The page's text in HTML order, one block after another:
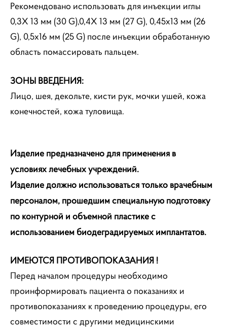
Рекомендовано использовать для инъекции иглы
0,3X 13 мм (30 G),0,4X 13 мм (27 G), 0,45x13 мм (26
G), 0,5x16 мм (25 G) после инъекции обработанную
область помассировать пальцем.
ЗОНЫ ВВЕДЕНИЯ:
Лицо, шея, декольте, кисти рук, мочки ушей, кожа
конечностей, кожа туловища.
Изделие предназначено для применения в
условиях лечебных учреждений.
Изделие должно использоваться только врачебным
персоналом, прошедшим специальную подготовку
по контурной и объемной пластике с
использованием биодеградируемых имплантатов.
ИМЕЮТСЯ ПРОТИВОПОКАЗАНИЯ !
Перед началом процедуры необходимо
проинформировать пациента о показаниях и
противопоказаниях к проведению процедуры, его
совместимости с другими медицинскими